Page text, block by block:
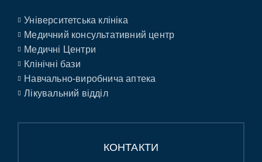
Університетська клініка
Медичний консультативний центр
Медичні Центри
Клінічні бази
Навчально-виробнича аптека
Лікувальний відділ
КОНТАКТИ